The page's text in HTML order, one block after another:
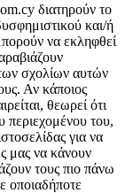
διατηρούν το
και/ή
να εκληφθεί
σχολίων αυτών
Αν κάποιος
θεωρεί ότι
περιεχομένου του,
για να
μας να κάνουν
τους πιο πάνω
οποιαδήποτε